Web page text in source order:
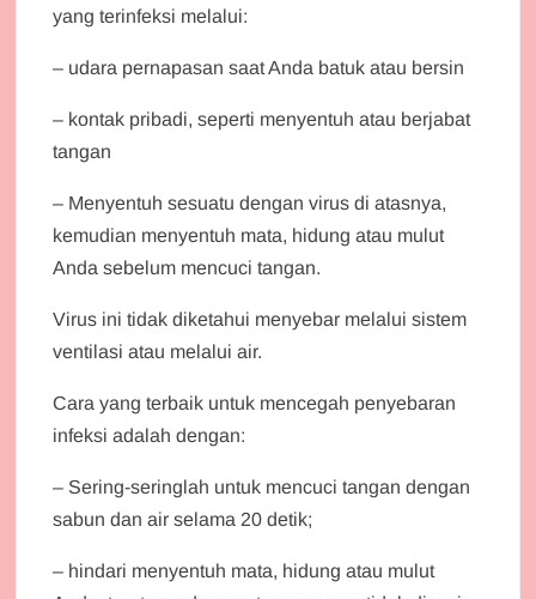
yang terinfeksi melalui:
– udara pernapasan saat Anda batuk atau bersin
– kontak pribadi, seperti menyentuh atau berjabat
tangan
– Menyentuh sesuatu dengan virus di atasnya,
kemudian menyentuh mata, hidung atau mulut
Anda sebelum mencuci tangan.
Virus ini tidak diketahui menyebar melalui sistem
ventilasi atau melalui air.
Cara yang terbaik untuk mencegah penyebaran
infeksi adalah dengan:
– Sering-seringlah untuk mencuci tangan dengan
sabun dan air selama 20 detik;
– hindari menyentuh mata, hidung atau mulut